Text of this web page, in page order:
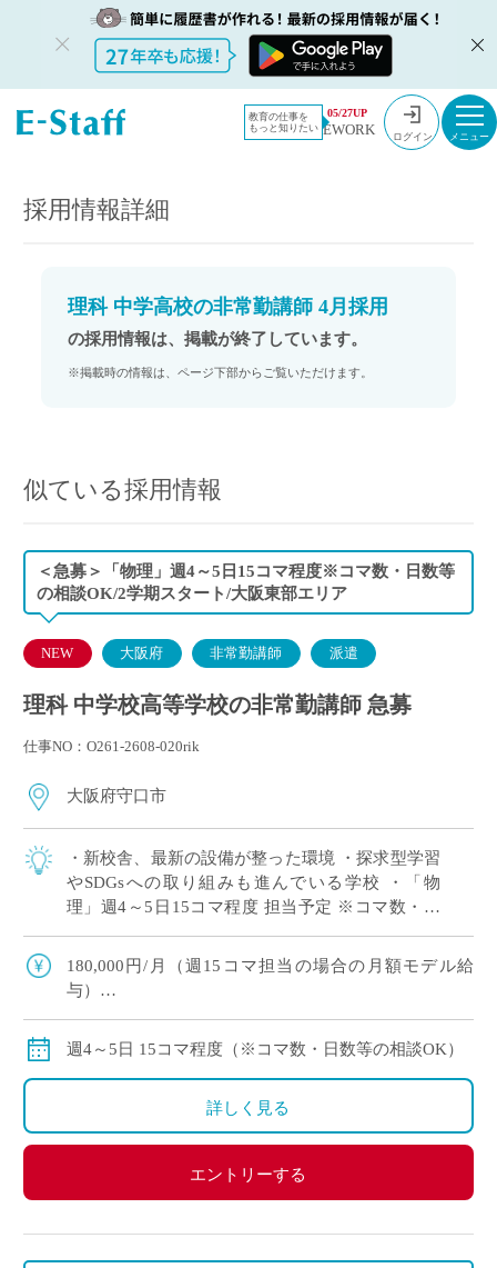
教育の仕事を
もっと知りたい
05/27UP
EWORK ログイン
教員採用情
報のイー・
採用情報
理科 中学高校の非常勤講師 4月採用
採用情報詳細
理科 中学高校の非常勤講師 4月採用
の採用情報は、掲載が終了しています。
※掲載時の情報は、ページ下部からご覧いただけます。
似ている採用情報
＜急募＞「物理」週4～5日15コマ程度※コマ数・日数等
の相談OK/2学期スタート/大阪東部エリア
NEW 大阪府 非常勤講師 派遣
理科 中学校高等学校の非常勤講師 急募
仕事NO：O261-2608-020rik
大阪府守口市
・新校舎、最新の設備が整った環境 ・探求型学習
やSDGsへの取り組みも進んでいる学校 ・「物
理」週4～5日15コマ程度 担当予定 ※コマ数・日
校にて、理科の非常勤講師で勤務い […]
180,000円/月（週15コマ担当の場合の月額モデル給
与）
※月の途中からご勤務開始の場合は、日割計算になり
週4～5日 15コマ程度（※コマ数・日数等の相談OK）
詳しく見る
エントリーする